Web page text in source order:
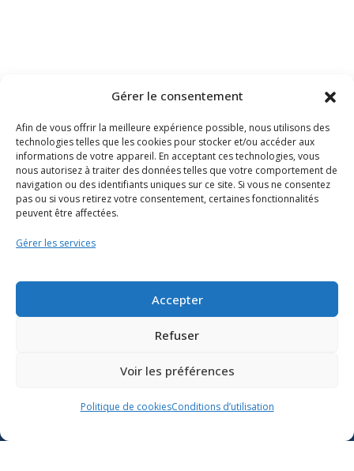
Gérer le consentement
Afin de vous offrir la meilleure expérience possible, nous utilisons des
technologies telles que les cookies pour stocker et/ou accéder aux
informations de votre appareil. En acceptant ces technologies, vous
nous autorisez à traiter des données telles que votre comportement de
navigation ou des identifiants uniques sur ce site. Si vous ne consentez
pas ou si vous retirez votre consentement, certaines fonctionnalités
peuvent être affectées.
Gérer les services
Accepter
Refuser
Voir les préférences
Politique de cookiesConditions d’utilisation
Soutien scolaire
Formation
ministère de l’Éducation sur